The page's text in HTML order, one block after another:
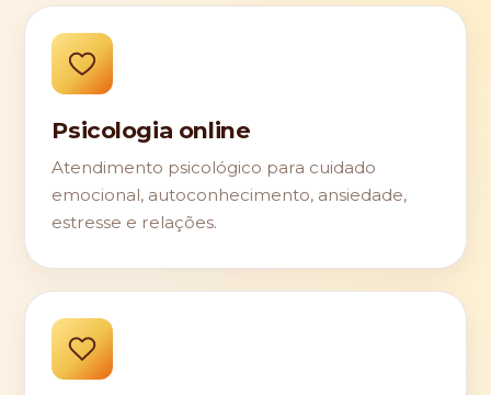
Psicologia online
Atendimento psicológico para cuidado
emocional, autoconhecimento, ansiedade,
estresse e relações.